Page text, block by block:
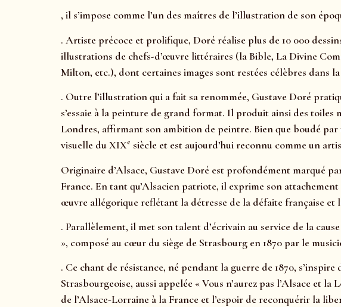
, il s’impose comme l’un des maîtres de l’illustration de son
. Artiste précoce et prolifique, Doré réalise plus de 10 000
illustrations de chefs-d’œuvre littéraires (la Bible, La Divine
Milton, etc.), dont certaines images sont restées célèbres dans
. Outre l’illustration qui a fait sa renommée, Gustave Doré
s’essaie à la peinture de grand format. Il produit ainsi des
Londres, affirmant son ambition de peintre. Bien que boudé
visuelle du XIXe siècle et est aujourd’hui reconnu comme un
Originaire d’Alsace, Gustave Doré est profondément marqué
France. En tant qu’Alsacien patriote, il exprime son
œuvre allégorique reflétant la détresse de la défaite française et
. Parallèlement, il met son talent d’écrivain au service de la
», composé au cœur du siège de Strasbourg en 1870 par le
. Ce chant de résistance, né pendant la guerre de 1870,
Strasbourgeoise, aussi appelée « Vous n’aurez pas l’Alsace
de l’Alsace-Lorraine à la France et l’espoir de reconquérir la